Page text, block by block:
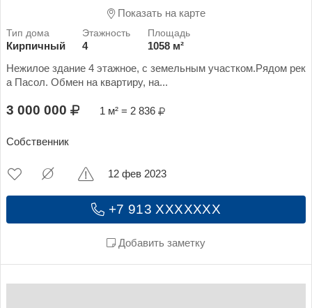
Показать на карте
Кирпичный 4
1058 м²
Нежилое здание 4 этажное, с земельным участком.Рядом рек
а Пасол. Обмен на квартиру, на...
3 000 000 1 м² = 2 836
Собственник
+7 913 XXXXXXX
Добавить заметку
12 фев 2023